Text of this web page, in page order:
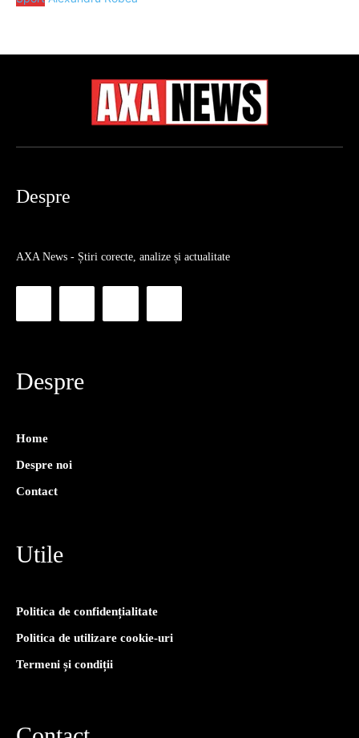
Despre
AXA News - Știri corecte, analize și actualitate
Despre
Home
Despre noi
Contact
Utile
Politica de confidențialitate
Politica de utilizare cookie-uri
Termeni și condiții